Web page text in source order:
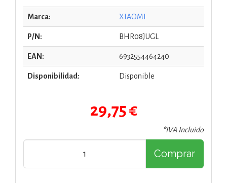
Marca: XIAOMI
P/N: BHR08JUGL
EAN: 6932554464240
Disponibilidad: Disponible
29,75 €
*IVA Incluido
Comprar